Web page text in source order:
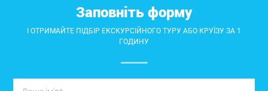
Заповніть форму
І ОТРИМАЙТЕ ПІДБІР ЕКСКУРСІЙНОГО ТУРУ АБО КРУЇЗУ ЗА 1
ГОДИНУ